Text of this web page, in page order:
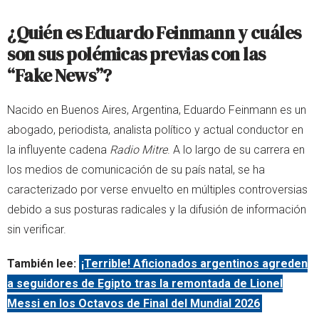
¿Quién es Eduardo Feinmann y cuáles
son sus polémicas previas con las
“Fake News”?
Nacido en Buenos Aires, Argentina, Eduardo Feinmann es un
abogado, periodista, analista político y actual conductor en
la influyente cadena Radio Mitre. A lo largo de su carrera en
los medios de comunicación de su país natal, se ha
caracterizado por verse envuelto en múltiples controversias
debido a sus posturas radicales y la difusión de información
sin verificar.
También lee: ¡Terrible! Aficionados argentinos agreden
a seguidores de Egipto tras la remontada de Lionel
Messi en los Octavos de Final del Mundial 2026